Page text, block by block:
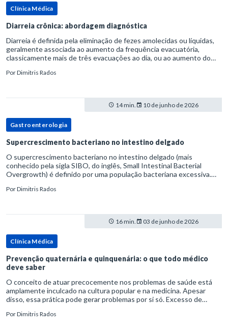
Clínica Médica
Diarreia crônica: abordagem diagnóstica
Diarreia é definida pela eliminação de fezes amolecidas ou líquidas,
geralmente associada ao aumento da frequência evacuatória,
classicamente mais de três evacuações ao dia, ou ao aumento do
PorDimitris Rados
14 min. 10 de junho de 2026
Gastroenterologia
Supercrescimento bacteriano no intestino delgado
O supercrescimento bacteriano no intestino delgado (mais
conhecido pela sigla SIBO, do inglês, Small Intestinal Bacterial
Overgrowth) é definido por uma população bacteriana excessiva.
PorDimitris Rados
16 min. 03 de junho de 2026
Clínica Médica
Prevenção quaternária e quinquenária: o que todo médico
deve saber
O conceito de atuar precocemente nos problemas de saúde está
amplamente inculcado na cultura popular e na medicina. Apesar
disso, essa prática pode gerar problemas por si só. Excesso de
PorDimitris Rados